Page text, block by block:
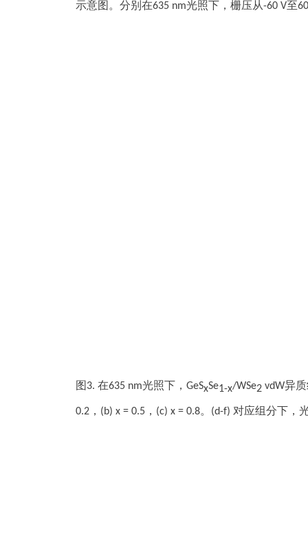
示意图。分别在635 nm光照下，栅压从-60 V至
图3. 在635 nm光照下，GeSxSe1-x/WSe2 vdW异
0.2，(b) x = 0.5，(c) x = 0.8。(d-f) 对应组分下，